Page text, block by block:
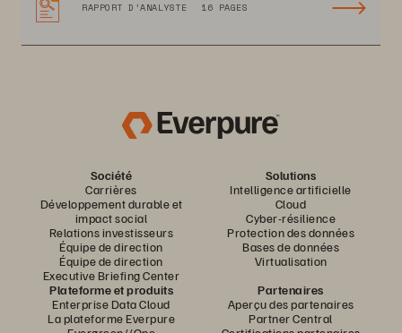
RAPPORT D’ANALYSTE 16 PAGES
Société
Carrières
Développement durable et
impact social
Relations investisseurs
Équipe de direction
Équipe de direction
Executive Briefing Center
Solutions
Intelligence artificielle
Cloud
Cyber-résilience
Protection des données
Bases de données
Virtualisation
Plateforme et produits
Enterprise Data Cloud
La plateforme Everpure
Partenaires
Aperçu des partenaires
Partner Central